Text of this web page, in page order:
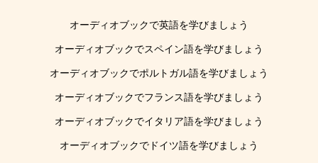
オーディオブックで英語を学びましょう
オーディオブックでスペイン語を学びましょう
オーディオブックでポルトガル語を学びましょう
オーディオブックでフランス語を学びましょう
オーディオブックでイタリア語を学びましょう
オーディオブックでドイツ語を学びましょう